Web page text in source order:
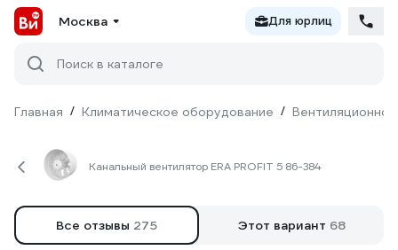
Москва Для юрлиц
Поиск в каталоге
Главная / Климатическое оборудование /
Канальный вентилятор ERA PROFIT 5 86-384
Все отзывы 275 Этот вариант 68